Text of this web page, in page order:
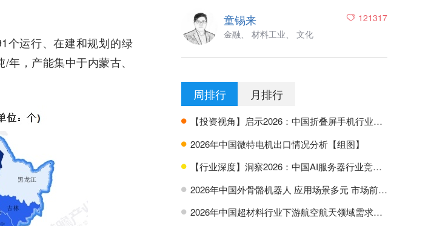
个运行、在建和规划的绿
，产能集中于内蒙古、
121317
童锡来
金融、 材料工业、 文化
周排行 月排行
H 【投资视角】启示2026：中国折叠屏手机行业投融资及兼并重组分析
H 2026年中国微特电机出口情况分析【组图】
H 【行业深度】洞察2026：中国AI服务器行业竞争格局及市场份额
H 2026年中国外骨骼机器人 应用场景多元 市场前景广阔【组图】
H 2026年中国超材料行业下游航空航天领域需求分析【组图】